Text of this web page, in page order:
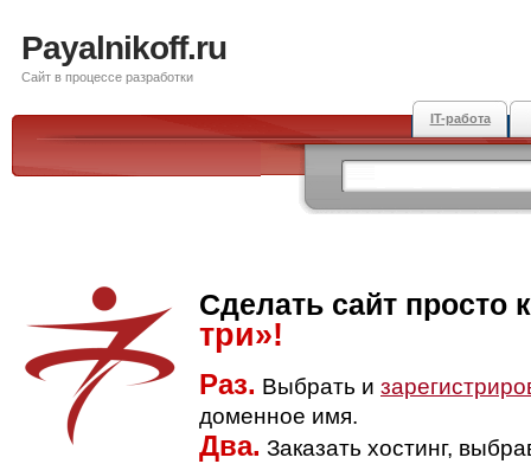
Payalnikoff.ru
Сайт в процессе разработки
IT-работа
Сделать сайт просто
три»!
Раз. Выбрать и
доменное имя.
Два. Заказать хостинг,